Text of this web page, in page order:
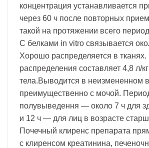
концентрация устанавливается
через 60 ч после повторных
такой на протяжении всего
С белками in vitro связывается
Хорошо распределяется в
распределения составляет 4,8 л/
тела.Выводится в неизмененном
преимущественно с мочой.
полувыведення — около 7 ч для
и 12 ч — для лиц в возрасте
Почечный клиренс препарата
с клиренсом креатинина,